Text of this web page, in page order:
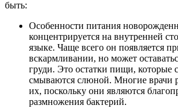
быть:
Особенности питания
концентрируется на внутренней
языке. Чаще всего он появляется
вскармливании, но может
груди. Это остатки пищи, которые
смываются слюной. Многие врачи
их, поскольку они являются
размножения бактерий.